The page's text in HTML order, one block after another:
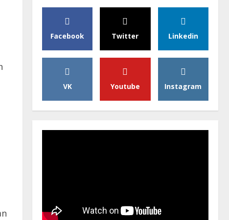
Facebook Twitter Linkedin
VK Youtube Instagram